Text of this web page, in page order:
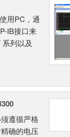
用PC，通
IB接口来
列以及
遵循严格
确的电压